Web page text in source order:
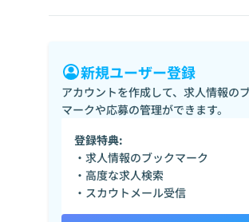
新規ユーザー登録
アカウントを作成して、求人情報の
マークや応募の管理ができます。
登録特典:
・求人情報のブックマーク
・高度な求人検索
・スカウトメール受信